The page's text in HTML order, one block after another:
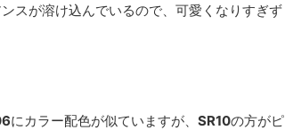
スが溶け込んでいるので、可愛くなりすぎず
にカラー配色が似ていますが、 SR10の方がピ